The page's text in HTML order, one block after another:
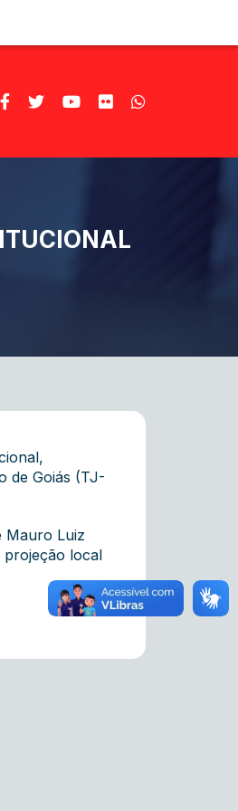
de Goiás (TJ-
Mauro Luiz
projeção local